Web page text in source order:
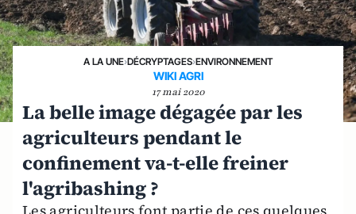
A LA UNE›DÉCRYPTAGES›ENVIRONNEMENT
WIKI AGRI
17 mai 2020
La belle image dégagée par les
agriculteurs pendant le
confinement va-t-elle freiner
l'agribashing ?